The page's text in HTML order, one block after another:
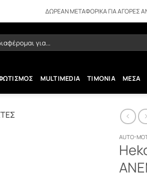
ΔΩΡΕΑΝ ΜΕΤΑΦΟΡΙΚΑ ΓΙΑ ΑΓΟΡΕΣ
MULTIMEDIA ΤΙΜΟΝΙΑ ΜΕΣΑ
AUTO-